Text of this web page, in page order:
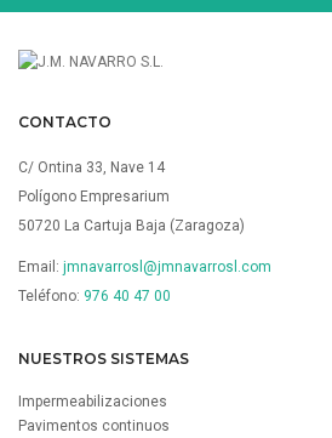
CONTACTO
C/ Ontina 33, Nave 14
Polígono Empresarium
50720 La Cartuja Baja (Zaragoza)
Email: jmnavarrosl@jmnavarrosl.com
Teléfono: 976 40 47 00
NUESTROS SISTEMAS
Impermeabilizaciones
Pavimentos continuos